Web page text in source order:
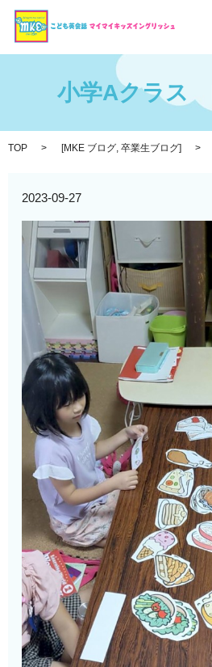
小学Aクラ
TOP [MKE ブログ, 卒業生ブログ]
2023-09-27